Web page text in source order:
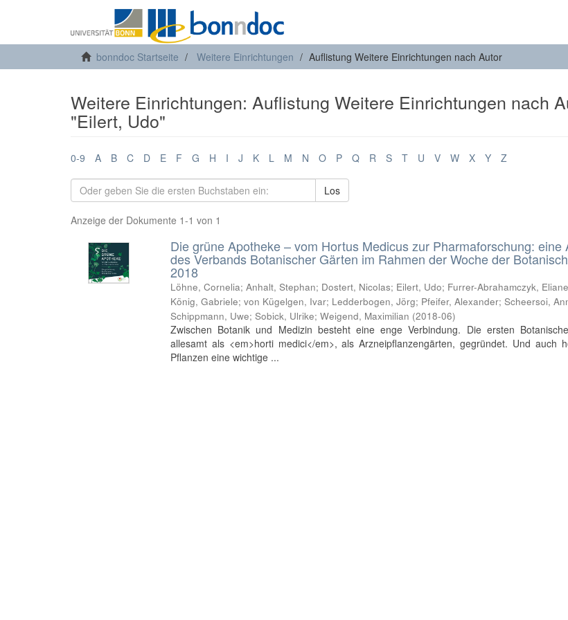
bonndoc Startseite Weitere Einrichtungen Auflistung Weitere Einrichtungen nach Autor
Weitere Einrichtungen: Auflistung Weitere Einrichtungen nach
"Eilert, Udo"
0-9 A B C D E F G H I J K L M N O P Q R S T U V W X Y Z
Los
Anzeige der Dokumente 1-1 von 1
Die grüne Apotheke – vom Hortus Medicus zur Pharmaforschung: eine
des Verbands Botanischer Gärten im Rahmen der Woche der
2018
Löhne, Cornelia;Anhalt, Stephan; Dostert, Nicolas; Eilert, Udo; Furrer-Abrahamczyk, Eliane
König, Gabriele;von Kügelgen, Ivar; Ledderbogen, Jörg; Pfeifer, Alexander;Scheersoi,
Schippmann, Uwe;Sobick, Ulrike;Weigend, Maximilian (2018-06)
Zwischen Botanik und Medizin besteht eine enge Verbindung. Die ersten
allesamt als <em>horti medici</em>, als Arzneipflanzengärten, gegründet. Und auch
Pflanzen eine wichtige ...